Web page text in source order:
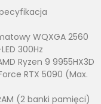
WQXGA 2560
300Hz
Ryzen 9 9955HX3D
RTX 5090 (Max.
(2 banki pamięci)